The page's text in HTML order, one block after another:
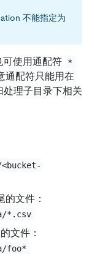
不能指定为
使用通配符 *
通配符只能用在
理子目录下相关
的文件：
*.csv
文件：
foo*